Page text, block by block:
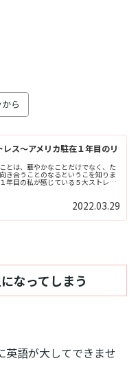
ら
ス～アメリカ駐在１年目のリ
とは、華やかなことだけでなく、た
き合うことのなるというこを知りま
年目の私が感じている５大ストレス
た、自分だけじゃないんだ、１人じ
2022.03.29
なってしまう
英語が大してできませ